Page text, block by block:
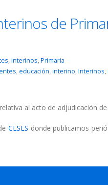
de
,Interinos,Primaria
,educación,interino,Interinos,
al acto de adjudicación de
CESES donde publicamos